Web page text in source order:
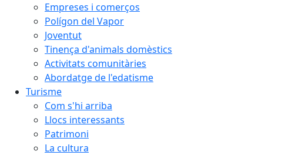
Empreses i comerços
Polígon del Vapor
Joventut
Tinença d'animals domèstics
Activitats comunitàries
Abordatge de l'edatisme
Turisme
Com s'hi arriba
Llocs interessants
Patrimoni
La cultura